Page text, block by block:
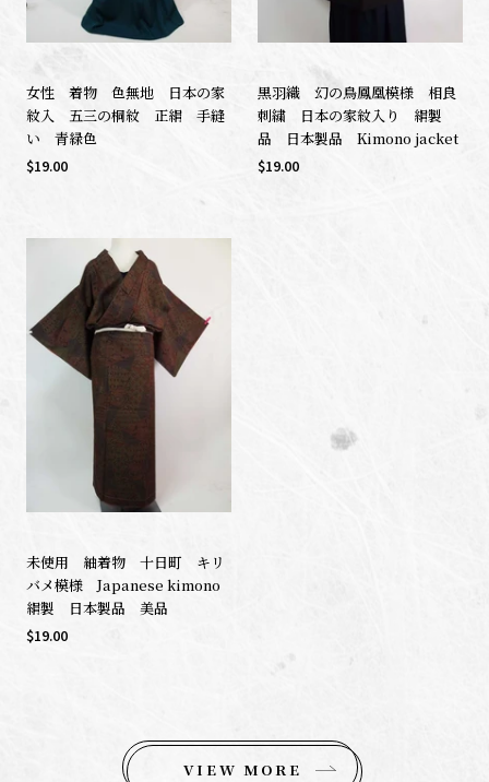
女性 着物 色無地 日本の家
紋入 五三の桐紋 正絹 手縫
い 青緑色
$19.00
黒羽織 幻の鳥鳳凰模様 相良
刺繍 日本の家紋入り 絹製
品 日本製品 Kimono jacket
$19.00
未使用 紬着物 十日町 キリ
バメ模様 Japanese kimono
絹製 日本製品 美品
$19.00
VIEW MORE